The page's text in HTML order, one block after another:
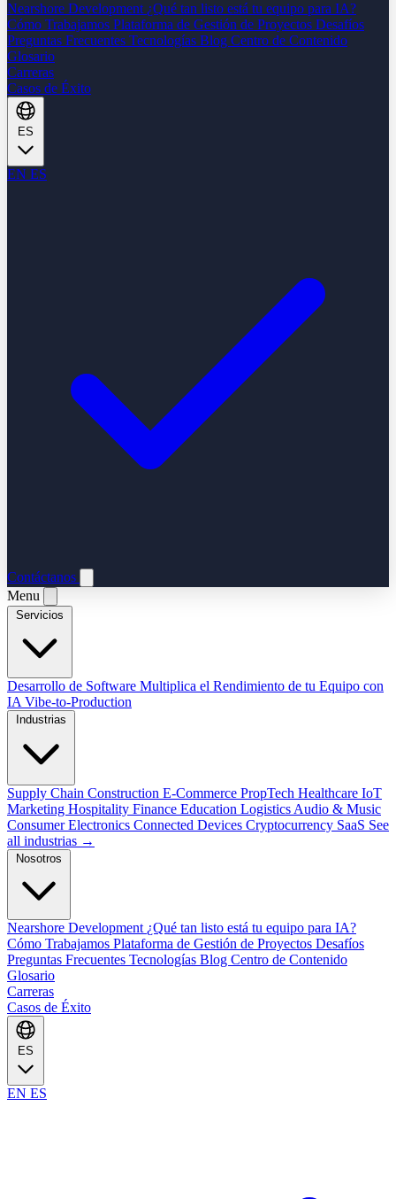
Nearshore Development ¿Qué tan listo está tu equipo para IA?
Cómo Trabajamos Plataforma de Gestión de Proyectos Desafíos
Preguntas Frecuentes Tecnologías Blog Centro de Contenido
Glosario
Carreras
Casos de Éxito
EN ES
Contáctanos
Menu
Desarrollo de Software Multiplica el Rendimiento de tu Equipo con
IA Vibe-to-Production
Supply Chain Construction E-Commerce PropTech Healthcare IoT
Marketing Hospitality Finance Education Logistics Audio & Music
Consumer Electronics Connected Devices Cryptocurrency SaaS See
all industrias →
Nearshore Development ¿Qué tan listo está tu equipo para IA?
Cómo Trabajamos Plataforma de Gestión de Proyectos Desafíos
Preguntas Frecuentes Tecnologías Blog Centro de Contenido
Glosario
Carreras
Casos de Éxito
EN ES